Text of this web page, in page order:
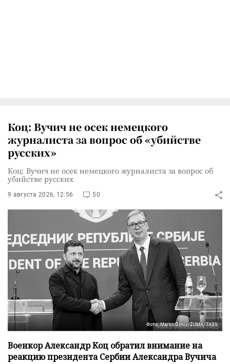
Коц: Вучич не осек немецкого
журналиста за вопрос об «убийстве
русских»
Коц: Вучич не осек немецкого журналиста за вопрос об
убийстве русских
9 августа 2026, 12:56 50
Фото: Marko Dimic/ZUMA/TASS
Военкор Александр Коц обратил внимание на
реакцию президента Сербии Александра Вучича